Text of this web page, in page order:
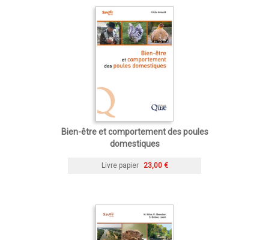
Bien-être et comportement des poules
domestiques
Livre papier 23,00 €